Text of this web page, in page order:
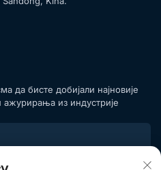
да бисте добијали најновије
из индустрије